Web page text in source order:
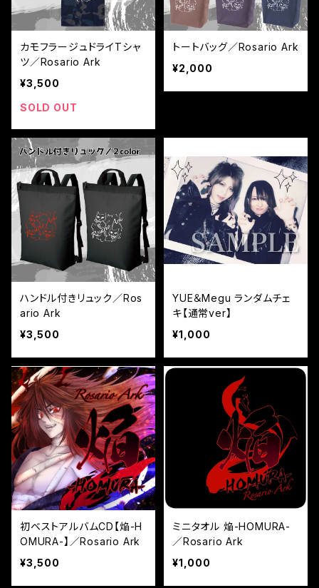
カモフラージュドライTシャ
ツ／Rosario Ark
¥3,500
SOLD OUT
トートバッグ／Rosario Ark
¥2,000
ハンドル付きリュック／Ros
ario Ark
¥3,500
YUE＆Megu ランダムチェ
キ【通常ver】
¥1,000
初ベストアルバムCD【焔-H
OMURA-】／Rosario Ark
¥3,500
ミニタオル 焔-HOMURA-
／Rosario Ark
¥1,000